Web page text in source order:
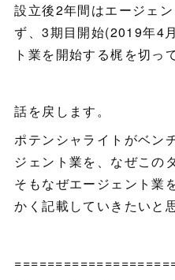
設立後2年間はエージェ
ず、3期目開始(2019年4
ト業を開始する梶を切っ
話を戻します。
ポテンシャライトがベン
ジェント業を、なぜこの
そもなぜエージェント業
かく記載していきたいと